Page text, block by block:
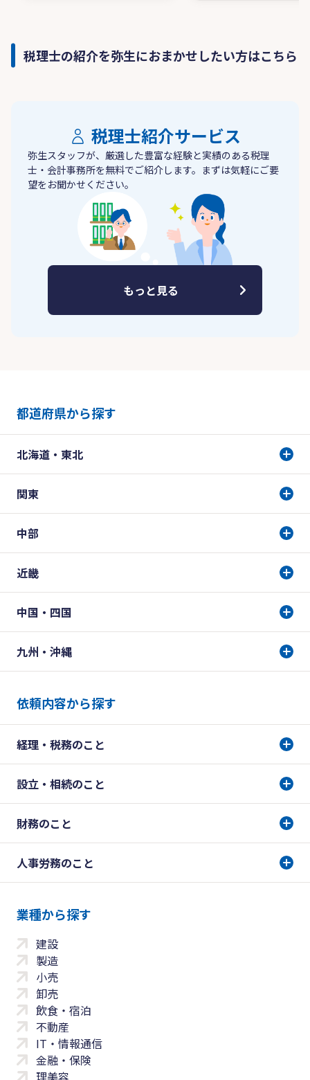
税理士の紹介を弥生におまかせしたい方はこちら
税理士紹介サービス
弥生スタッフが、厳選した豊富な経験と実績のある税理
士・会計事務所を無料でご紹介します。まずは気軽にご要
望をお聞かせください。
もっと見る
都道府県から探す
北海道・東北
関東
中部
近畿
中国・四国
九州・沖縄
依頼内容から探す
経理・税務のこと
設立・相続のこと
財務のこと
人事労務のこと
業種から探す
建設
製造
小売
卸売
飲食・宿泊
不動産
IT・情報通信
金融・保険
理美容